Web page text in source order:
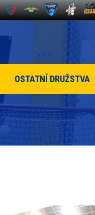
OSTATNÍ DRUŽSTVA